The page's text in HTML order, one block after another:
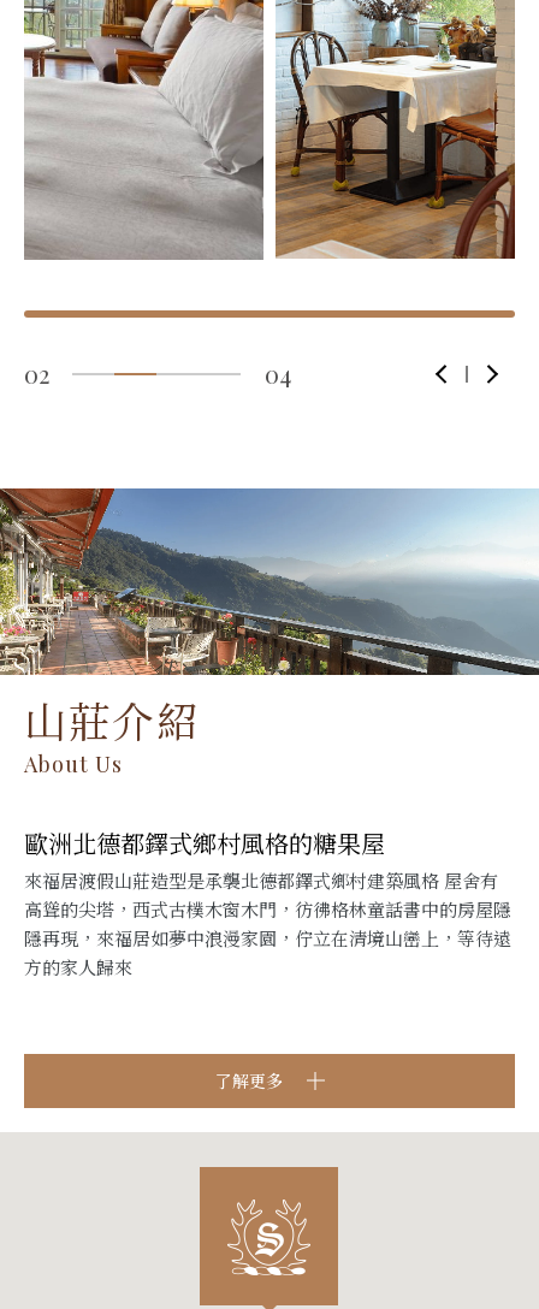
02 04
山莊介紹
About Us
歐洲北德都鐸式鄉村風格的糖果屋
來福居渡假山莊造型是承襲北德都鐸式鄉村建築風格 屋舍有
高聳的尖塔，西式古樸木窗木門，彷彿格林童話書中的房屋隱
隱再現，來福居如夢中浪漫家園，佇立在清境山巒上，等待遠
方的家人歸來
了解更多